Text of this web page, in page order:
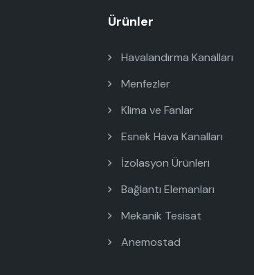
Ürünler
Havalandırma Kanalları
Menfezler
Klima ve Fanlar
Esnek Hava Kanalları
İzolasyon Ürünleri
Bağlantı Elemanları
Mekanik Tesisat
Anemostad